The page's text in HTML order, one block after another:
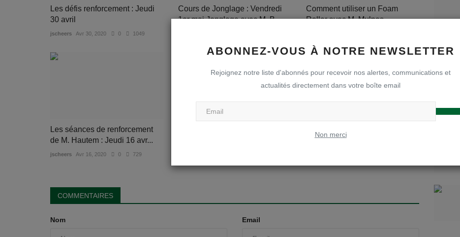
ABONNEZ-VOUS À NOTRE NEWSLETTER
Rejoignez notre liste d'abonnés pour recevoir nos alertes, communications et
actualités directement dans votre boîte email
Non merci
Les défis renforcement : Jeudi
30 avril
jscheers Avr 30, 2020 0 1049
Cours de Jonglage : Vendredi
1er mai Jonglage avec M. B...
Comment utiliser un Foam
Roller avec M. Mulpas
Les séances de renforcement
de M. Hautem : Jeudi 16 avr...
jscheers Avr 16, 2020 0 729
Lundi 27 avril Circuit trai...
COMMENTAIRES
Nom Email